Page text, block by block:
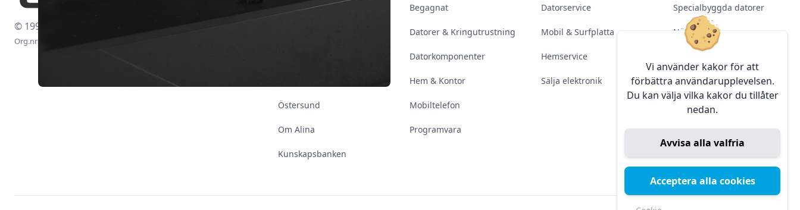
Vi använder kakor för att
förbättra användarupplevelsen.
Du kan välja vilka kakor du tillåter
nedan.
Avvisa alla valfria
Acceptera alla cookies
© 1997-2026
Org.nr: 556438-4260
Kontakt & Öppettider
Östersund
Om Alina
Kunskapsbanken
Begagnat
Datorer & Kringutrustning
Datorkomponenter
Hem & Kontor
Mobiltelefon
Programvara
Datorservice
Mobil & Surfplatta
Hemservice
Sälja elektronik
Specialbyggda datorer
Nätverk
Programvara
Server & Backup
Konferens & Public Display
Sälja elektronik